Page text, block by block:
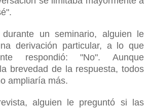
un seminario, alguien le
derivación particular, a lo que
respondió: "No". Aunque
brevedad de la respuesta, todos
ampliaría más.
alguien le preguntó si las